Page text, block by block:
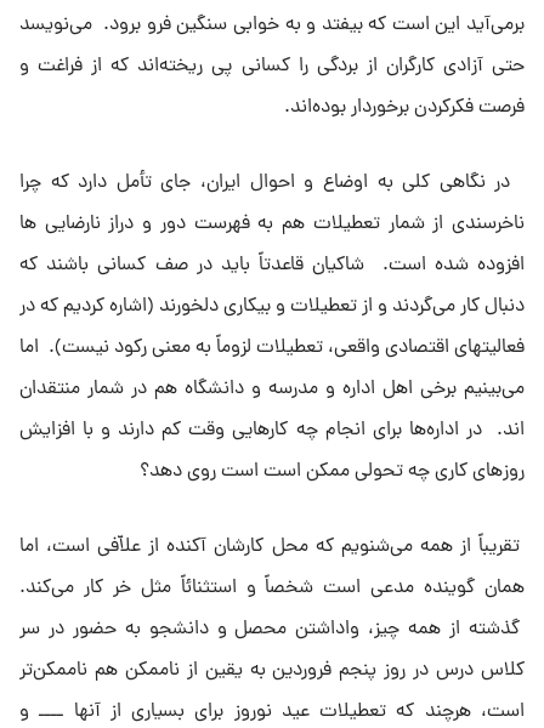
برمى‌آید این است که بیفتد و به خوابى سنگین فرو برود. مى‌نویسد
حتى آزادى کارگران از بردگى را کسانى پى ریخته‌اند که از فراغت و
فرصت فکرکردن برخوردار بوده‌اند.
در نگاهى کلى به اوضاع و احوال ایران، جاى تأمل دارد که چرا
ناخرسندى از شمار تعطیلات هم به فهرست دور و دراز نارضایى ها
افزوده شده است. شاکیان قاعدتاً باید در صف کسانى باشند که
دنبال کار مى‌گردند و از تعطیلات و بیکارى دلخورند (اشاره کردیم که در
فعالیتهاى اقتصادى واقعى، تعطیلات لزوماً به معنى رکود نیست). اما
مى‌بینیم برخى اهل اداره و مدرسه و دانشگاه هم در شمار منتقدان
اند. در اداره‌ها براى انجام چه کارهایى وقت کم دارند و با افزایش
روزهاى کارى چه تحولى ممکن است است روى دهد؟
تقریباً از همه مى‌شنویم که محل کارشان آکنده از علاّفى است، اما
همان گوینده مدعى است شخصاً و استثنائاً مثل خر کار مى‌کند.
گذشته از همه چیز، واداشتن محصل و دانشجو به حضور در سر
کلاس درس در روز پنجم فروردین به یقین از ناممکن هم ناممکن‌تر
است، هرچند که تعطیلات عید نوروز براى بسیارى از آنها ــــ‌ و